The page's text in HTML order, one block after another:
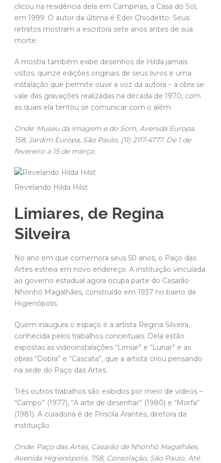
clicou na residência dela em Campinas, a Casa do Sol,
em 1999. O autor da última é Eder Chiodetto. Seus
retratos mostram a escritora sete anos antes de sua
morte.
A mostra também exibe desenhos de Hilda jamais
vistos, quinze edições originais de seus livros e uma
instalação que permite ouvir a voz da autora – a obra se
vale das gravações realizadas na década de 1970, com
as quais ela tentou se comunicar com o além.
Onde: Museu da Imagem e do Som, Avenida Europa,
158, Jardim Europa, São Paulo, (11) 2117-4777. De 1 de
fevereiro a 15 de março.
Revelando Hilda Hilst
Limiares, de Regina
Silveira
No ano em que comemora seus 50 anos, o Paço das
Artes estreia em novo endereço. A instituição vinculada
ao governo estadual agora ocupa parte do Casarão
Nhonhô Magalhães, construído em 1937 no bairro de
Higienópolis.
Quem inaugura o espaço é a artista Regina Silveira,
conhecida pelos trabalhos conceituais. Dela estão
expostas as videoinstalações “Limiar” e “Lunar” e as
obras “Dobra” e “Cascata”, que a artista criou pensando
na sede do Paço das Artes.
Três outros trabalhos são exibidos por meio de vídeos –
“Campo” (1977), “A arte de desenhar” (1980) e “Morfa”
(1981). A curadoria é de Priscila Arantes, diretora da
instituição.
Onde: Paço das Artes, Casarão de Nhonhô Magalhães,
Avenida Higienópolis, 758, Consolação, São Paulo. Até